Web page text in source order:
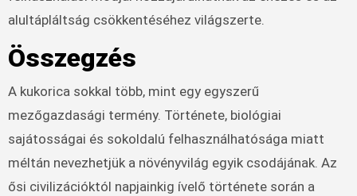
alultápláltság csökkentéséhez világszerte.
Összegzés
A kukorica sokkal több, mint egy egyszerű
mezőgazdasági termény. Története, biológiai
sajátosságai és sokoldalú felhasználhatósága miatt
méltán nevezhetjük a növényvilág egyik csodájának. Az
ősi civilizációktól napjainkig ívelő története során a